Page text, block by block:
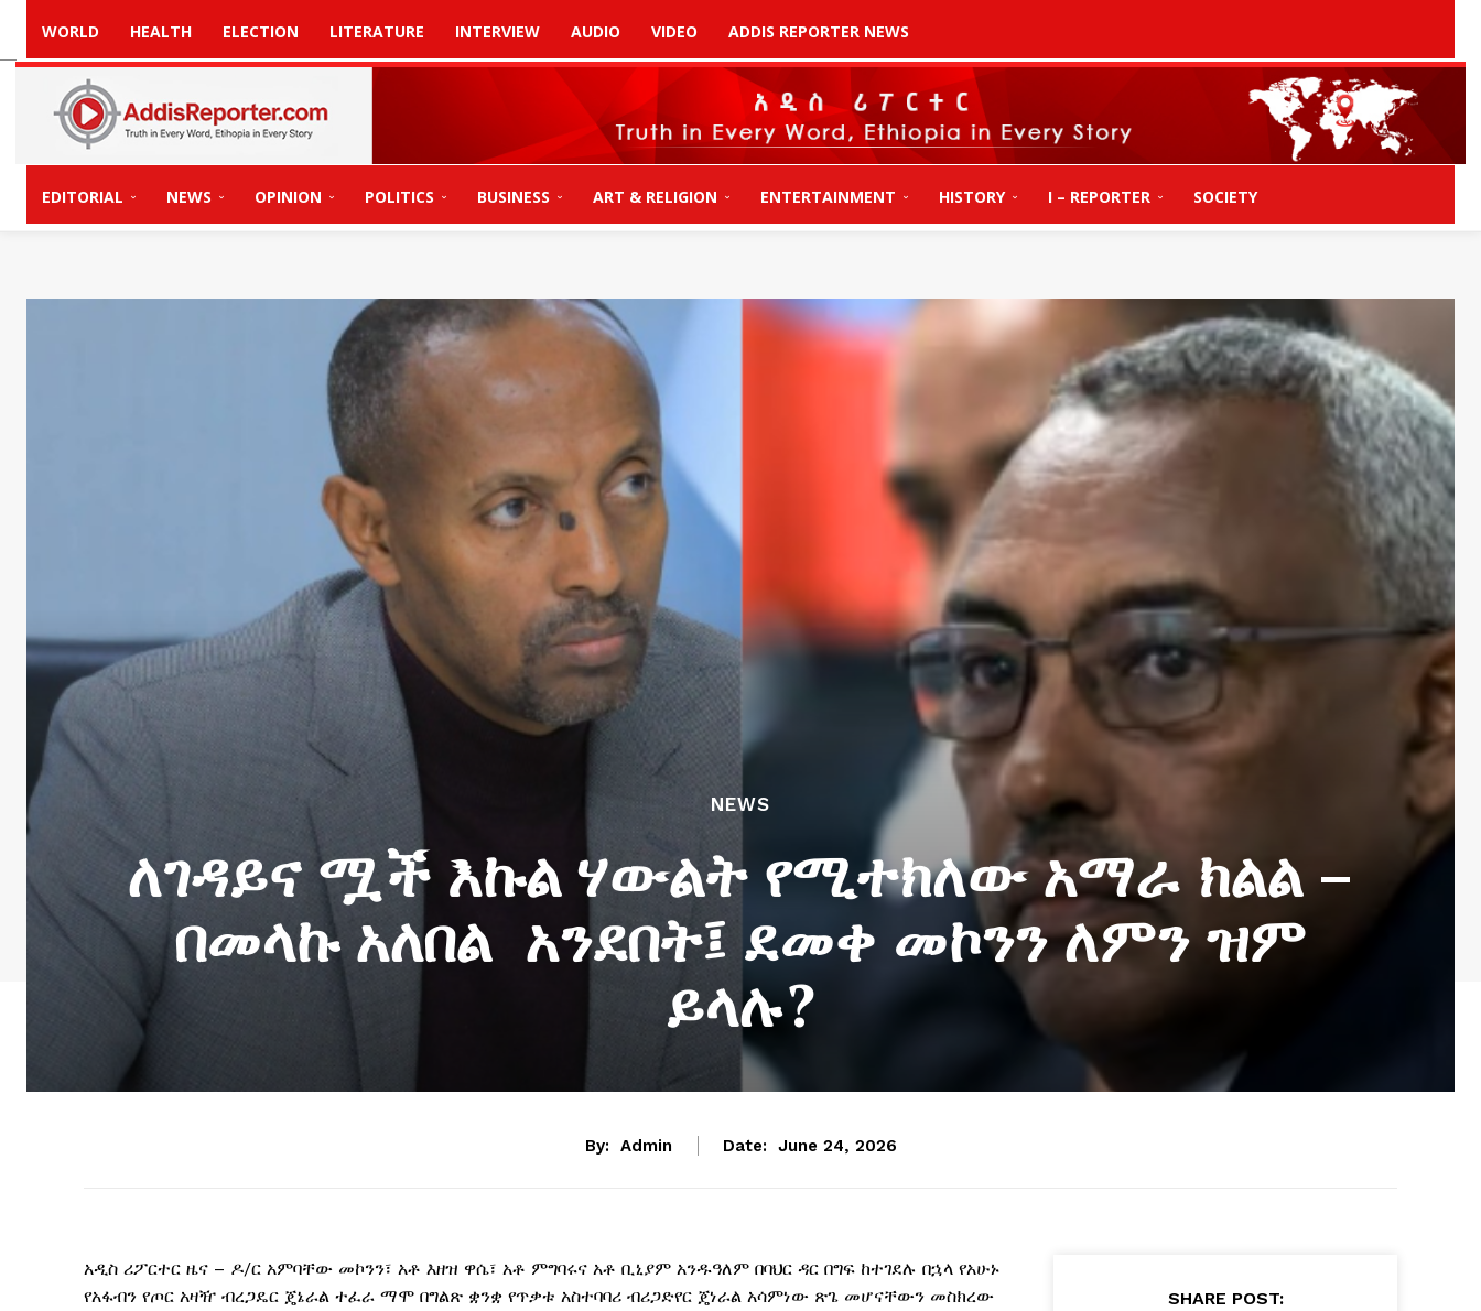
WORLD HEALTH ELECTION LITERATURE INTERVIEW AUDIO VIDEO ADDIS REPORTER NEWS
EDITORIAL NEWS OPINION POLITICS BUSINESS ART & RELIGION ENTERTAINMENT HISTORY I – REPORTER SOCIETY
NEWS
ለገዳይና ሟች እኩል ሃውልት የሚተክለው አማራ ክልል –
በመላኩ አለበል አንደበት፤ ደመቀ መኮንን ለምን ዝም
ይላሉ?
By: Admin Date: June 24, 2026
አዲስ ሪፖርተር ዜና – ዶ/ር አምባቸው መኮንን፣ አቶ እዘዝ ዋሴ፣ አቶ ምግባሩና አቶ ቢኒያም አንዱዓለም በባህር ዳር በግፍ ከተገደሉ በኋላ የአሁኑ
የአፋብን የጦር አዛዥ ብረጋዴር ጄኔራል ተፈራ ማሞ በግልጽ ቋንቋ የጥቃቱ አስተባባሪ ብሪጋድየር ጄነራል አሳምነው ጽጌ መሆናቸውን መስክረው
SHARE POST: